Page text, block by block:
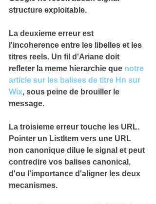
structure exploitable.
La deuxieme erreur est
l'incoherence entre les libelles et les
titres reels. Un fil d'Ariane doit
refleter la meme hierarchie que notre
article sur les balises de titre Hn sur
Wix, sous peine de brouiller le
message.
La troisieme erreur touche les URL.
Pointer un ListItem vers une URL
non canonique dilue le signal et peut
contredire vos balises canonical ,
d'ou l'importance d'aligner les deux
mecanismes.